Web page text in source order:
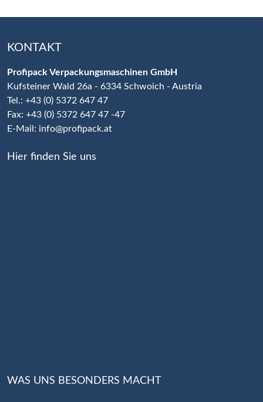
KONTAKT
Profipack Verpackungsmaschinen GmbH
Kufsteiner Wald 26a - 6334 Schwoich - Austria
Tel.: +43 (0) 5372 647 47
Fax: +43 (0) 5372 647 47 -47
E-Mail: info@profipack.at
Hier finden Sie uns
WAS UNS BESONDERS MACHT